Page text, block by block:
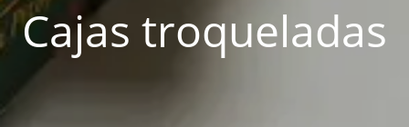
Cajas troqueladas